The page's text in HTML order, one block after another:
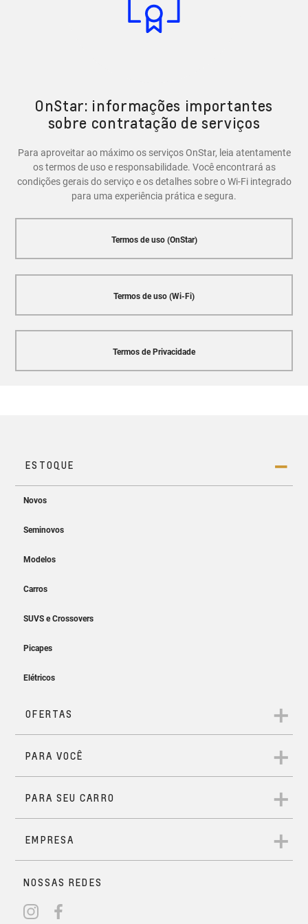
recursos de segurança, como a capacidade de bloquear
e desbloquear as portas do veículo, localizar o carro em
OnStar: informações importantes
sobre contratação de serviços
Para aproveitar ao máximo os serviços OnStar, leia atentamente
os termos de uso e responsabilidade. Você encontrará as
condições gerais do serviço e os detalhes sobre o Wi-Fi integrado
para uma experiência prática e segura.
Termos de uso (OnStar)
Termos de uso (Wi-Fi)
Termos de Privacidade